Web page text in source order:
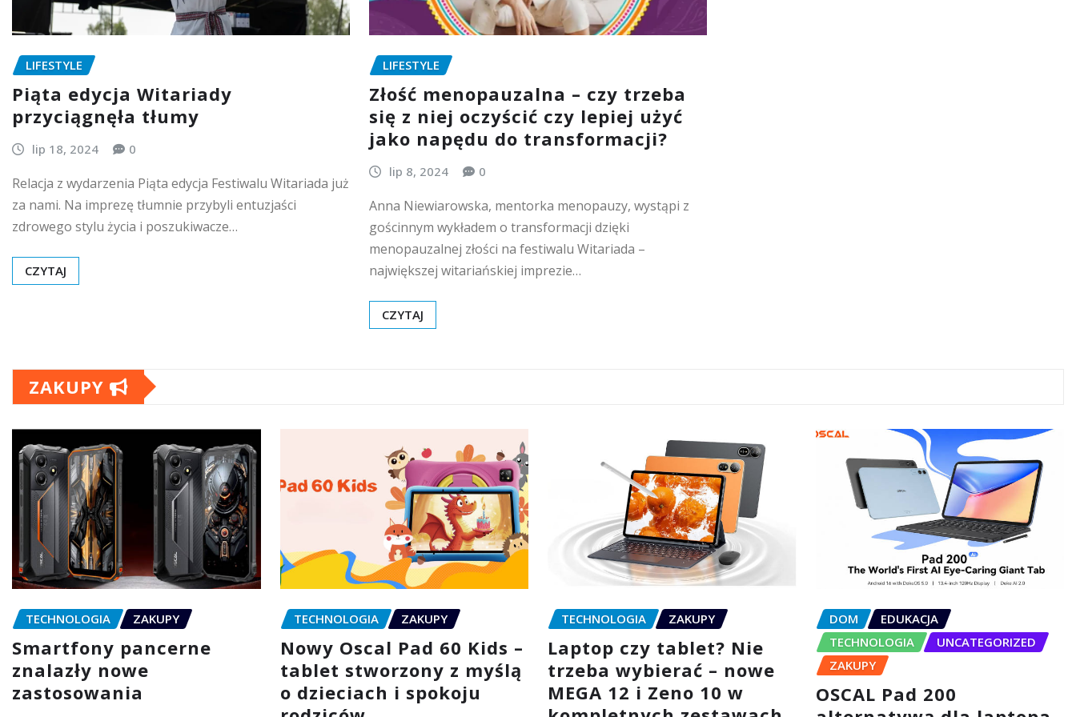
LIFESTYLE
Piąta edycja Witariady
przyciągnęła tłumy
lip 18, 2024 0
Relacja z wydarzenia Piąta edycja Festiwalu Witariada już
za nami. Na imprezę tłumnie przybyli entuzjaści
zdrowego stylu życia i poszukiwacze…
CZYTAJ
LIFESTYLE
Złość menopauzalna – czy trzeba
się z niej oczyścić czy lepiej użyć
jako napędu do transformacji?
lip 8, 2024 0
Anna Niewiarowska, mentorka menopauzy, wystąpi z
gościnnym wykładem o transformacji dzięki
menopauzalnej złości na festiwalu Witariada –
największej witariańskiej imprezie…
CZYTAJ
ZAKUPY
TECHNOLOGIA ZAKUPY
Smartfony pancerne
znalazły nowe
zastosowania
TECHNOLOGIA ZAKUPY
Nowy Oscal Pad 60 Kids –
tablet stworzony z myślą
o dzieciach i spokoju
TECHNOLOGIA ZAKUPY
Laptop czy tablet? Nie
trzeba wybierać – nowe
MEGA 12 i Zeno 10 w
DOM
EDUKACJA
TECHNOLOGIA
UNCATEGORIZED
ZAKUPY
OSCAL Pad 200